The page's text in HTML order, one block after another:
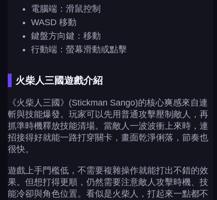
電腦端：滑鼠控制
WASD 移動
鍵盤方向鍵：移動
行動端：螢幕滑動或點擊
火柴人三國遊戲介紹
《火柴人三國》(Stickman Sango)的核心爽感來自連
斬與技能爆發。玩家可以先用普通攻擊壓制敵人，再
抓準時機釋放技能清場。當敵人一波波衝上來時，連
招接得好就能一路打穿關卡，畫面乾淨俐落，節奏也
很快。
遊戲上手門檻低，不需要複雜操作就能打出不錯的效
果。但想打得更順，仍然需要注意敵人攻擊時機、技
能冷卻與角色位置。看似是火柴人，打起來一點都不